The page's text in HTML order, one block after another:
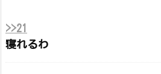
>>21
寝れるわ